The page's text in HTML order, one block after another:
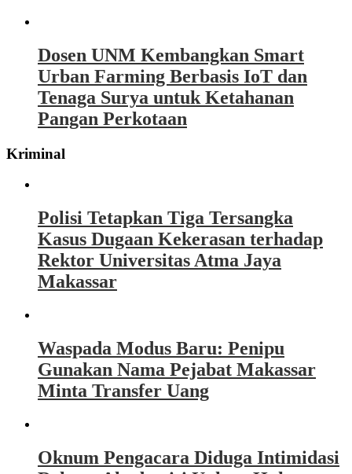
Dosen UNM Kembangkan Smart
Urban Farming Berbasis IoT dan
Tenaga Surya untuk Ketahanan
Pangan Perkotaan
Kriminal
Polisi Tetapkan Tiga Tersangka
Kasus Dugaan Kekerasan terhadap
Rektor Universitas Atma Jaya
Makassar
Waspada Modus Baru: Penipu
Gunakan Nama Pejabat Makassar
Minta Transfer Uang
Oknum Pengacara Diduga Intimidasi